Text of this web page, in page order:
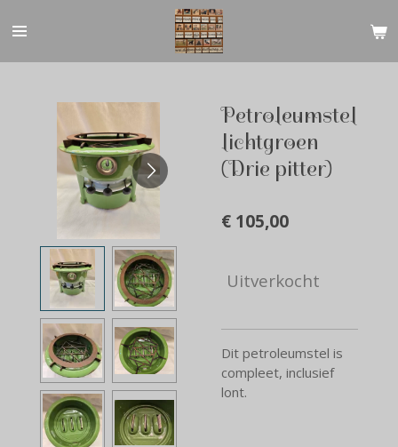
direct
Petroleumstel
lichtgroen
(Drie pitter)
€ 105,00
Uitverkocht
Dit petroleumstel is
compleet, inclusief
lont.